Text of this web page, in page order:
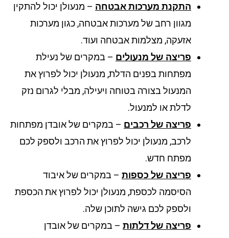
התקנת מערכות אבטחה– מנעולן יכול להתקין
מגוון רחב של מערכות אבטחה, כגון מערכות
אזעקה, מצלמות אבטחה ועוד.
פריצה של מנעולים– במקרים של נעילת
מפתחות בפנים הדלת, מנעולן יכול לפרוץ את
המנעול בצורה בטוחה ויעילה, מבלי לגרום נזק
לדלת או למנעול.
פריצה של רכבים– במקרים של אובדן מפתחות
לרכב, מנעולן יכול לפרוץ את הרכב ולספק לכם
מפתח חדש.
פריצה של כספות– במקרים של איבוד
הסיסמה לכספת, מנעולן יכול לפרוץ את הכספת
ולספק לכם גישה לתוכן שלה.
פריצה של דלתות– במקרים של אובדן